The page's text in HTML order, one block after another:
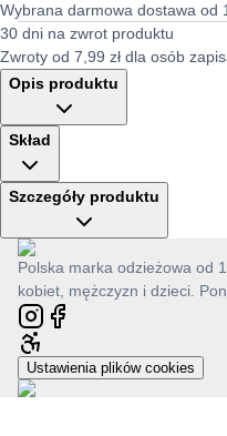
Wybrana darmowa dostawa od
30 dni na zwrot produktu
Zwroty od 7,99 zł dla osób
Opis produktu
Skład
Szczegóły produktu
Polska marka odzieżowa od
kobiet, mężczyzn i dzieci.
Ustawienia plików cookies